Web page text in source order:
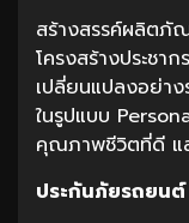
สร้างสรรค์ผลิตภั
โครงสร้างประชา
เปลี่ยนแปลงอย่า
ในรูปแบบ
คุณภาพชีวิตที่ดี แ
ประกันภัยรถยนต์